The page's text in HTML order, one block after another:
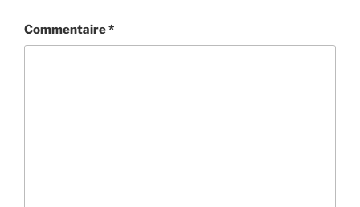
Commentaire*